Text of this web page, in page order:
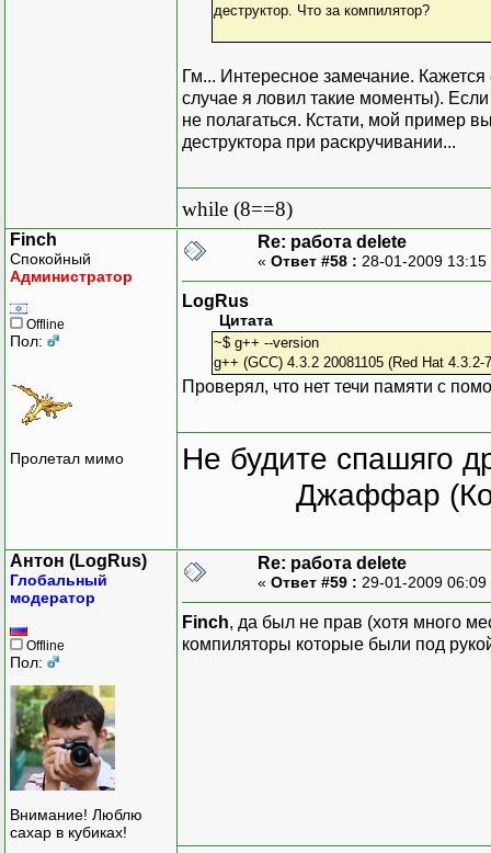
деструктор. Что за компилятор?
Гм... Интересное замечание.
случае я ловил такие моменты).
не полагаться. Кстати, мой пример
деструктора при раскручивании...
while (8==8)
Finch
Спокойный
Администратор
Offline
Пол:
Пролетал мимо
Re: работа delete
« Ответ #58 : 28-01-2009
LogRus
Цитата
~$ g++ --version
g++ (GCC) 4.3.2 20081105 (Red Hat 4.3.2-
Проверял, что нет течи памяти с
Не будите спашяго
Джаффар
Антон (LogRus)
Глобальный
модератор
Offline
Пол:
Внимание! Люблю
сахар в кубиках!
Re: работа delete
« Ответ #59 : 29-01-2009
Finch, да был не прав (хотя много
компиляторы которые были под